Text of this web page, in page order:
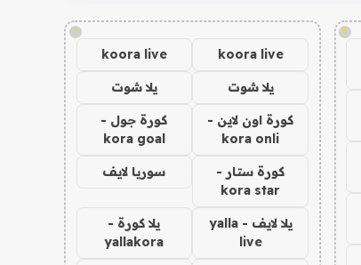
!
!
koora live
koora live
يلا شوت يلا شوت
كورة اون لاين -
kora onli
كورة جول -
kora goal
كورة ستار -
kora star
سوريا لايف
يلا لايف - yalla
live
يلا كورة -
yallakora